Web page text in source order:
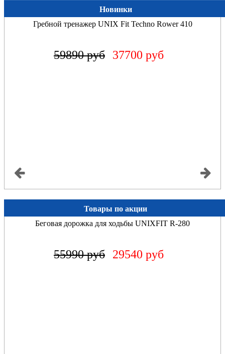
Новинки
Гребной тренажер UNIX Fit Techno Rower 410
59890 руб 37700 руб
Товары по акции
Беговая дорожка для ходьбы UNIXFIT R-280
55990 руб 29540 руб